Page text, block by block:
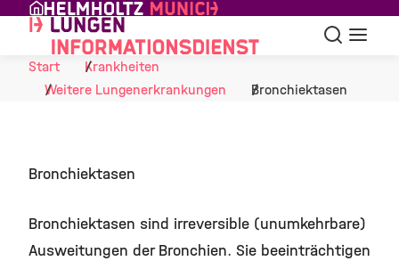
Skip to Content
Suche
Start
Krankheiten
Weitere Lungenerkrankungen
Bronchiektasen
Bronchiektasen
Bronchiektasen sind irreversible (unumkehrbare)
Ausweitungen der Bronchien. Sie beeinträchtigen